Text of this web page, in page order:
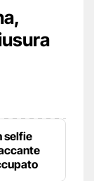
selfie